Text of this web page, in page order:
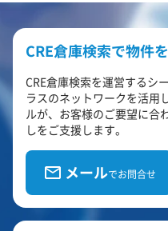
CRE倉庫検索で物件
CRE倉庫検索を運営するシ
ラスのネットワークを活用
ルが、お客様のご要望に合
しをご支援します。
メールでお問合せ